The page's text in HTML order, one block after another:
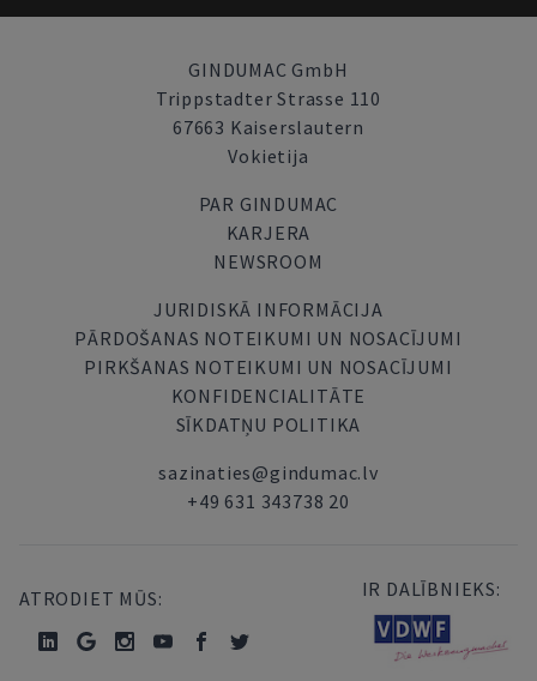
GINDUMAC GmbH
Trippstadter Strasse 110
67663 Kaiserslautern
Vokietija
PAR GINDUMAC
KARJERA
NEWSROOM
JURIDISKĀ INFORMĀCIJA
PĀRDOŠANAS NOTEIKUMI UN NOSACĪJUMI
PIRKŠANAS NOTEIKUMI UN NOSACĪJUMI
KONFIDENCIALITĀTE
SĪKDATŅU POLITIKA
sazinaties@gindumac.lv
+49 631 343738 20
ATRODIET MŪS: IR DALĪBNIEKS: